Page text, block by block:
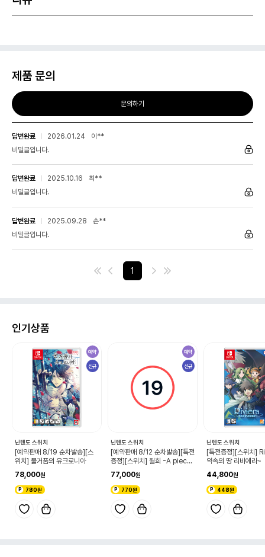
제품 문의
문의하기
답변완료 2026.01.24
이**
비밀글입니다.
답변완료 2025.10.16
최**
비밀글입니다.
답변완료 2025.09.28
손**
비밀글입니다.
1
인기상품
예약
신규
닌텐도 스위치
[예약판매 8/19 순차발송][스
위치] 물거품의 유크로니아
78,000
780원
예약
신규
닌텐도 스위치
[예약판매 8/12 순차발송][특전
증정][스위치] 월희 -A piece
of blue glass moon-
77,000
770원
닌텐도 스위치
[특전증정][스위치]
약속의 땅 리비에라~
44,800
448원